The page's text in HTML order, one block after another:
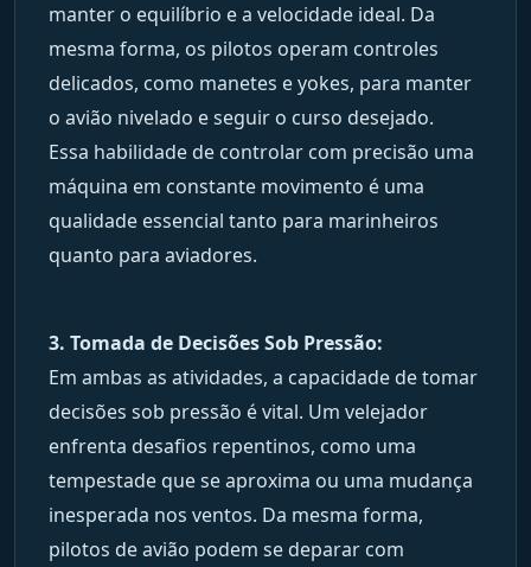
manter o equilíbrio e a velocidade ideal. Da
mesma forma, os pilotos operam controles
delicados, como manetes e yokes, para manter
o avião nivelado e seguir o curso desejado.
Essa habilidade de controlar com precisão uma
máquina em constante movimento é uma
qualidade essencial tanto para marinheiros
quanto para aviadores.
3. Tomada de Decisões Sob Pressão:
Em ambas as atividades, a capacidade de tomar
decisões sob pressão é vital. Um velejador
enfrenta desafios repentinos, como uma
tempestade que se aproxima ou uma mudança
inesperada nos ventos. Da mesma forma,
pilotos de avião podem se deparar com